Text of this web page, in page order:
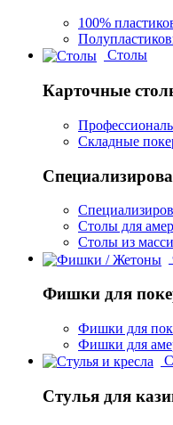
100%
Столы
Карточные
Складные
Столы для
Столы из
Фишки для
Фишки для
Фишки для
Стулья для